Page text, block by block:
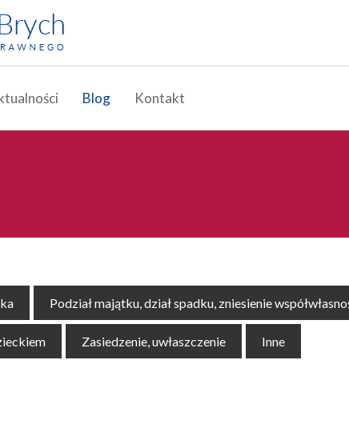
Blog Kontakt
Podział majątku, dział spadku, zniesienie
Zasiedzenie, uwłaszczenie Inne